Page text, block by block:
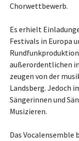
Chorwettbewerb.
Es erhielt
Festivals in Europa
außerordentlichen
zeugen von der
Landsberg. Jedoch
Sängerinnen und
Musizieren.
Das Vocalensemble